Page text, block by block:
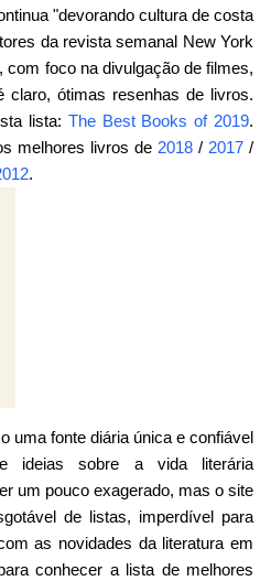
"devorando cultura de costa
da revista semanal New York
com foco na divulgação de filmes,
claro, ótimas resenhas de livros.
lista: The Best Books of 2019.
melhores livros de 2018 / 2017 /
.
uma fonte diária única e confiável
ideias sobre a vida literária
um pouco exagerado, mas o site
de listas, imperdível para
as novidades da literatura em
conhecer a lista de melhores